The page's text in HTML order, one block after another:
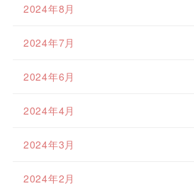
2024年8月
2024年7月
2024年6月
2024年4月
2024年3月
2024年2月